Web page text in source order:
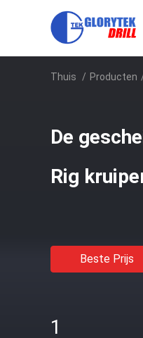
Thuis / Producten
De
Rig
Beste Prijs
1